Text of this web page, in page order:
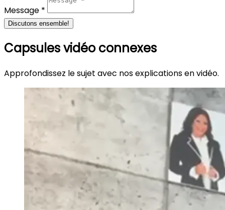
Message *
Discutons ensemble!
Capsules vidéo connexes
Approfondissez le sujet avec nos explications en vidéo.